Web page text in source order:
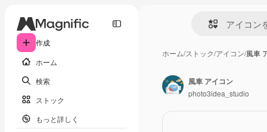
作成
ホーム
検索
ストック
もっと詳しく
ホーム/ストック/アイコン/風車
風車 アイコン
photo3idea_studio